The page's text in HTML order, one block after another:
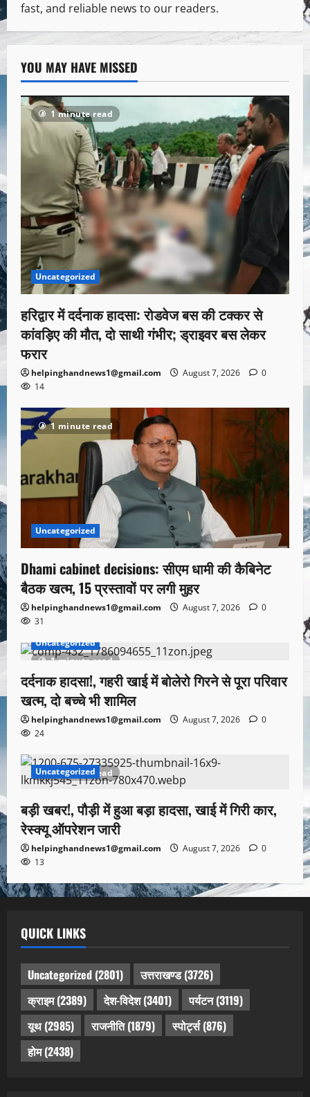
fast, and reliable news to our readers.
YOU MAY HAVE MISSED
1 minute read
Uncategorized
हरिद्वार में दर्दनाक हादसा: रोडवेज बस की टक्कर से
कांवड़िए की मौत, दो साथी गंभीर; ड्राइवर बस लेकर
फरार
helpinghandnews1@gmail.com August 7, 2026
0
14
1 minute read
Uncategorized
Dhami cabinet decisions: सीएम धामी की कैबिनेट
बैठक खत्म, 15 प्रस्तावों पर लगी मुहर
helpinghandnews1@gmail.com August 7, 2026
0
31
1 minute read
Uncategorized
दर्दनाक हादसा!, गहरी खाई में बोलेरो गिरने से पूरा परिवार
खत्म, दो बच्चे भी शामिल
helpinghandnews1@gmail.com August 7, 2026
0
24
1 minute read
Uncategorized
बड़ी खबर!, पौड़ी में हुआ बड़ा हादसा, खाई में गिरी कार,
रेस्क्यू ऑपरेशन जारी
helpinghandnews1@gmail.com August 7, 2026
0
13
QUICK LINKS
Uncategorized (2801) उत्तराखण्ड(3726)
क्राइम(2389) देश-विदेश(3401) पर्यटन(3119)
यूथ(2985) राजनीति(1879) स्पोर्ट्स(876)
होम(2438)